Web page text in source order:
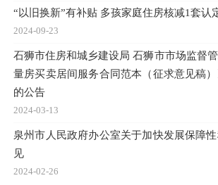
“以旧换新”有补贴 多孩家庭住房核减1套认
2024-09-23
石狮市住房和城乡建设局 石狮市市场监督
量房买卖居间服务合同范本（征求意见稿
的公告
2024-03-13
泉州市人民政府办公室关于加快发展保障
见
2024-02-26